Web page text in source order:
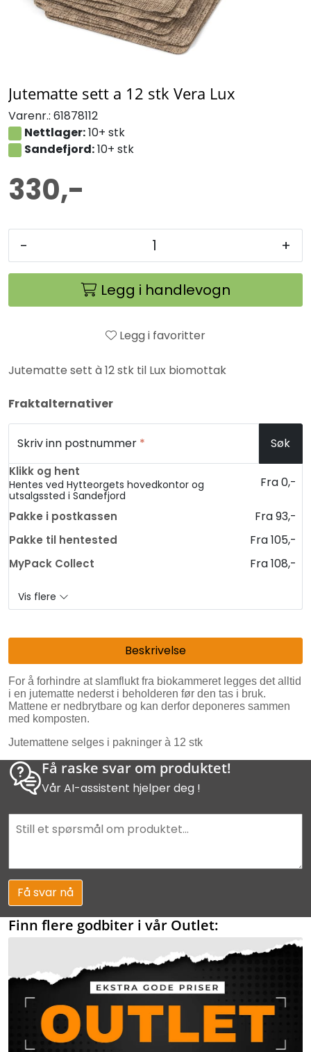
Jutematte sett a 12 stk Vera Lux
Varenr.: 61878112
Nettlager:10+ stk
Sandefjord:10+ stk
330,-
- +
Legg i handlevogn
Legg i favoritter
Jutematte sett à 12 stk til Lux biomottak
Fraktalternativer
Skriv inn postnummer * Søk
Klikk og hent
Hentes ved Hytteorgets hovedkontor og
utsalgssted i Sandefjord
Fra 0,-
Pakke i postkassen Fra 93,-
Pakke til hentested Fra 105,-
MyPack Collect Fra 108,-
Vis flere
Beskrivelse
For å forhindre at slamflukt fra biokammeret legges det alltid
i en jutematte nederst i beholderen før den tas i bruk.
Mattene er nedbrytbare og kan derfor deponeres sammen
med komposten.
Jutemattene selges i pakninger à 12 stk
Få raske svar om produktet!
Vår AI-assistent hjelper deg !
Få svar nå
Finn flere godbiter i vår Outlet: